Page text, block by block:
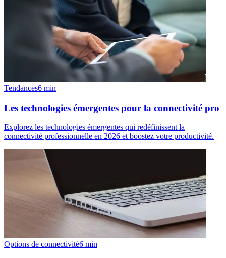
Tendances6 min
Les technologies émergentes pour la connectivité pro
Explorez les technologies émergentes qui redéfinissent la
connectivité professionnelle en 2026 et boostez votre productivité.
Options de connectivité6 min